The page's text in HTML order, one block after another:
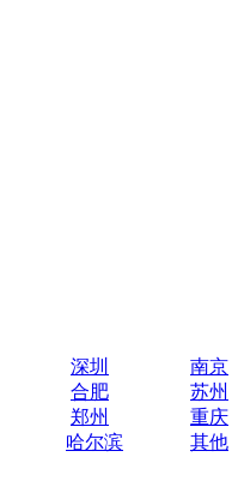
深圳
南京
合肥
苏州
郑州
重庆
哈尔滨
其他